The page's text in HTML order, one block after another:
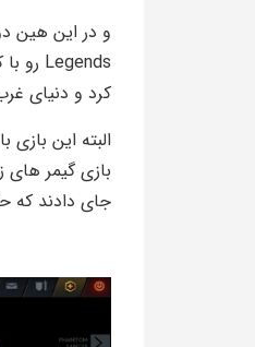
و در این هین
کرد و دنیای
بازی گیمر های
جای دادند که